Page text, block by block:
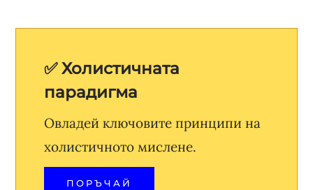
✅ Холистичната
парадигма
Овладей ключовите принципи на
холистичното мислене.
ПОРЪЧАЙ